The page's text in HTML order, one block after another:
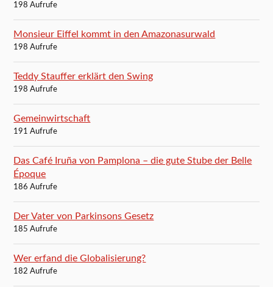
198 Aufrufe
Monsieur Eiffel kommt in den Amazonasurwald
198 Aufrufe
Teddy Stauffer erklärt den Swing
198 Aufrufe
Gemeinwirtschaft
191 Aufrufe
Das Café Iruña von Pamplona – die gute Stube der Belle
Époque
186 Aufrufe
Der Vater von Parkinsons Gesetz
185 Aufrufe
Wer erfand die Globalisierung?
182 Aufrufe